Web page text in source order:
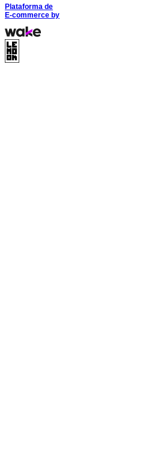
Plataforma de
E-commerce by